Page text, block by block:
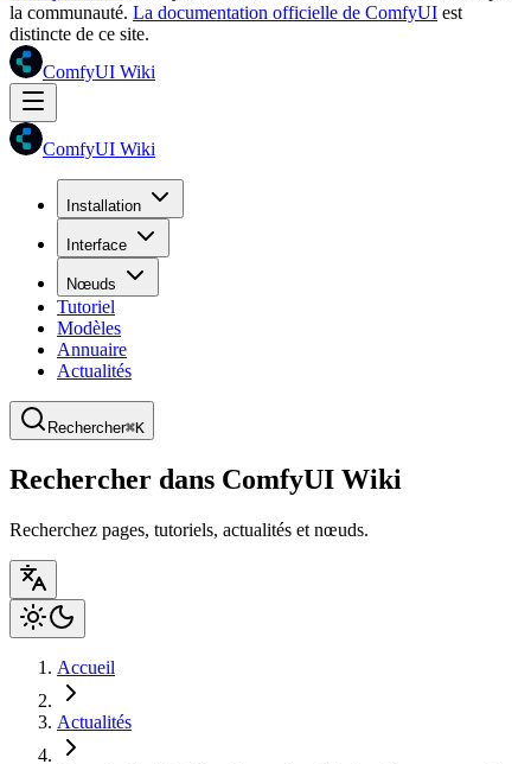
la communauté. La documentation officielle de ComfyUI est
distincte de ce site.
ComfyUI Wiki
ComfyUI Wiki
Installation
Interface
Nœuds
Tutoriel
Modèles
Annuaire
Actualités
Rechercher⌘K
Rechercher dans ComfyUI Wiki
Recherchez pages, tutoriels, actualités et nœuds.
Accueil
Actualités